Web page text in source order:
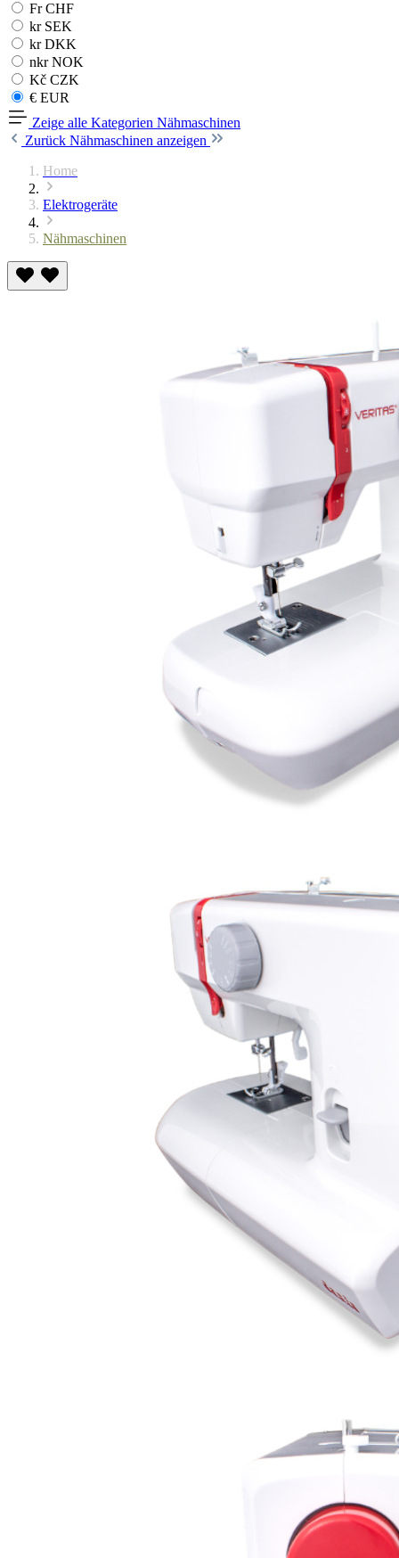
Fr CHF
kr SEK
kr DKK
nkr NOK
Kč CZK
€ EUR
Zeige alle Kategorien Nähmaschinen
Zurück Nähmaschinen anzeigen
Home
Elektrogeräte
Nähmaschinen